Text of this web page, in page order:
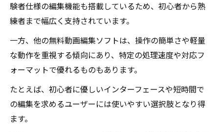
験者仕様の編集機能も搭載しているため、初心者から熟
練者まで幅広く支持されています。
一方、他の無料動画編集ソフトは、操作の簡単さや軽量
な動作を重視する傾向にあり、特定の処理速度や対応フ
ォーマットで優れるものもあります。
たとえば、初心者に優しいインターフェースや短時間で
の編集を求めるユーザーには使いやすい選択肢となり得
ます。